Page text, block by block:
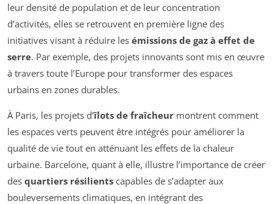
leur densité de population et de leur concentration
d’activités, elles se retrouvent en première ligne des
initiatives visant à réduire les émissions de gaz à effet de
serre. Par exemple, des projets innovants sont mis en œuvre
à travers toute l’Europe pour transformer des espaces
urbains en zones durables.
À Paris, les projets d’îlots de fraîcheur montrent comment
les espaces verts peuvent être intégrés pour améliorer la
qualité de vie tout en atténuant les effets de la chaleur
urbaine. Barcelone, quant à elle, illustre l’importance de créer
des quartiers résilients capables de s’adapter aux
bouleversements climatiques, en intégrant des